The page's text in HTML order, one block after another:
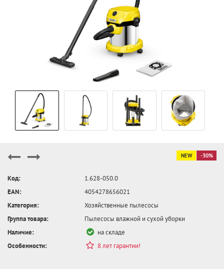
NEW -30%
Код:
1.628-050.0
EAN:
4054278656021
Категория:
Хозяйственные пылесосы
Группа товара:
Пылесосы влажной и сухой уборки
Наличие:
на складе
Особенности:
8 лет гарантии!